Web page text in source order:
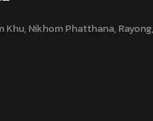
Khu, Nikhom Phatthana,